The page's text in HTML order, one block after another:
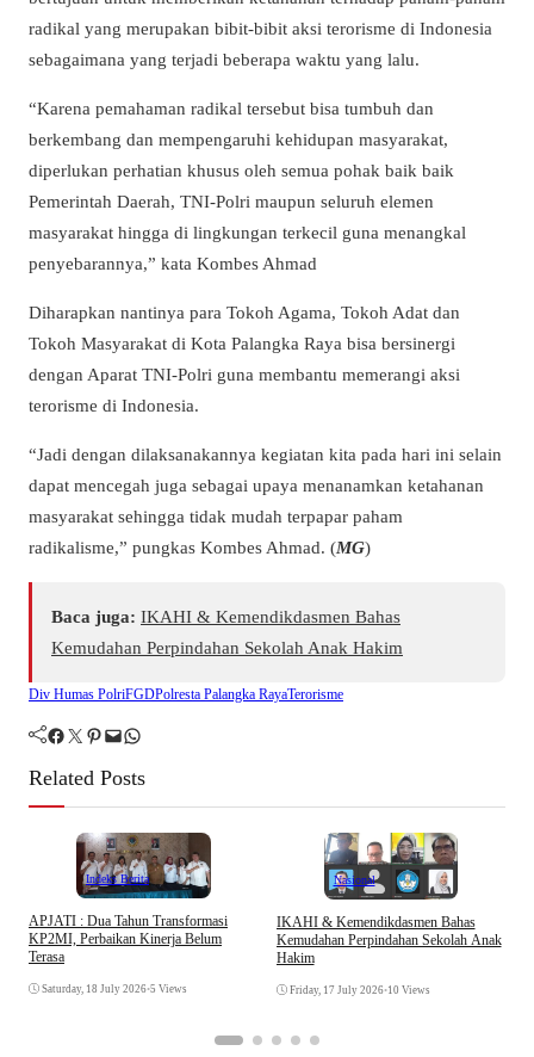
radikal yang merupakan bibit-bibit aksi terorisme di Indonesia
sebagaimana yang terjadi beberapa waktu yang lalu.
“Karena pemahaman radikal tersebut bisa tumbuh dan
berkembang dan mempengaruhi kehidupan masyarakat,
diperlukan perhatian khusus oleh semua pohak baik baik
Pemerintah Daerah, TNI-Polri maupun seluruh elemen
masyarakat hingga di lingkungan terkecil guna menangkal
penyebarannya,” kata Kombes Ahmad
Diharapkan nantinya para Tokoh Agama, Tokoh Adat dan
Tokoh Masyarakat di Kota Palangka Raya bisa bersinergi
dengan Aparat TNI-Polri guna membantu memerangi aksi
terorisme di Indonesia.
“Jadi dengan dilaksanakannya kegiatan kita pada hari ini selain
dapat mencegah juga sebagai upaya menanamkan ketahanan
masyarakat sehingga tidak mudah terpapar paham
radikalisme,” pungkas Kombes Ahmad. (MG)
Baca juga: IKAHI & Kemendikdasmen Bahas
Kemudahan Perpindahan Sekolah Anak Hakim
Div Humas PolriFGDPolresta Palangka RayaTerorisme
Facebook Twitter Pinterest Mail WhatsApp
Related Posts
Indeks Berita
APJATI : Dua Tahun Transformasi
KP2MI, Perbaikan Kinerja Belum
Terasa
Saturday, 18 July 2026•5 Views
Nasional
IKAHI & Kemendikdasmen Bahas
Kemudahan Perpindahan Sekolah Anak
Hakim
Friday, 17 July 2026•10 Views